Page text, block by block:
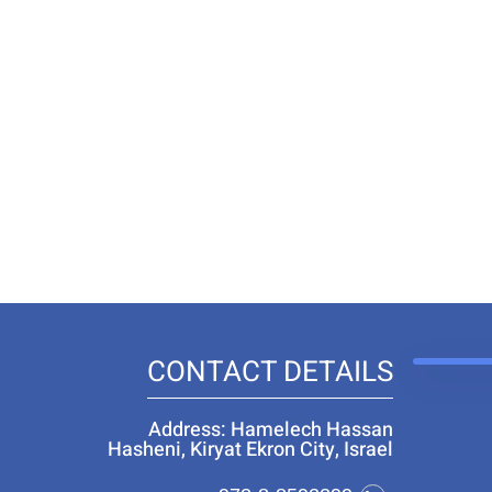
CONTACT DETAILS
Address: Hamelech Hassan
Hasheni, Kiryat Ekron City, Israel